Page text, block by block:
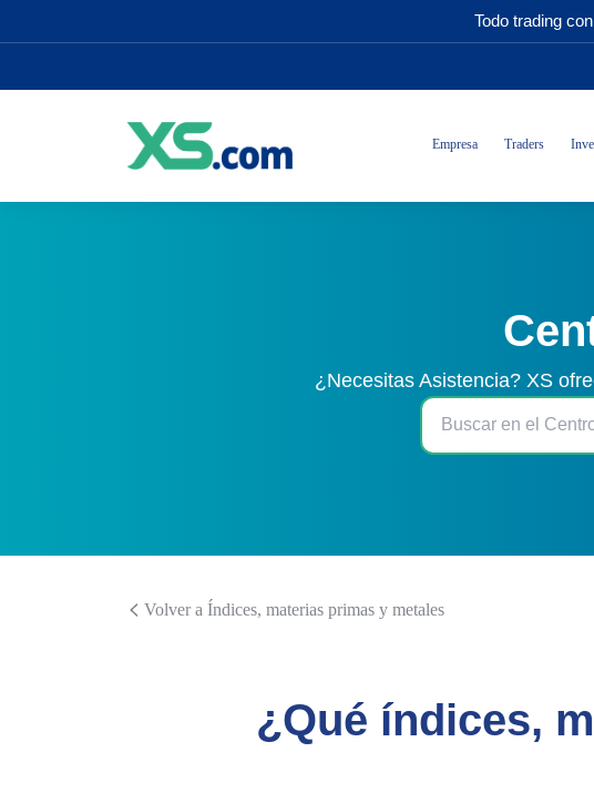
Todo trading
Empresa Traders
¿Necesitas Asistencia? XS
Volver a Índices, materias primas y metales
¿Qué índices,